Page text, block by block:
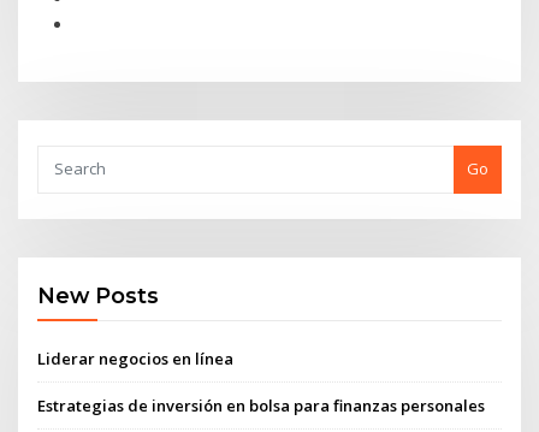
Go
New Posts
Liderar negocios en línea
Estrategias de inversión en bolsa para finanzas personales